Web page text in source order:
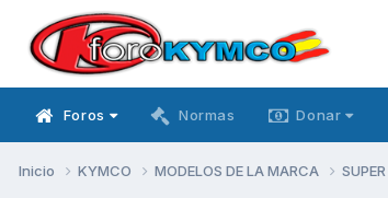
Foros Normas Donar
Inicio KYMCO MODELOS DE LA MARCA